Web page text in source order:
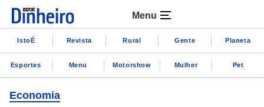
Menu
IstoÉ Revista Rural Gente Planeta
Esportes Menu Motorshow Mulher Pet
Economia